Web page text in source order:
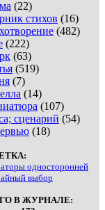
(22)
стихов (16)
(482)
(222)
(63)
(519)
(7)
(14)
(107)
сценарий (54)
(18)
односторонней
выбор
В ЖУРНАЛЕ: